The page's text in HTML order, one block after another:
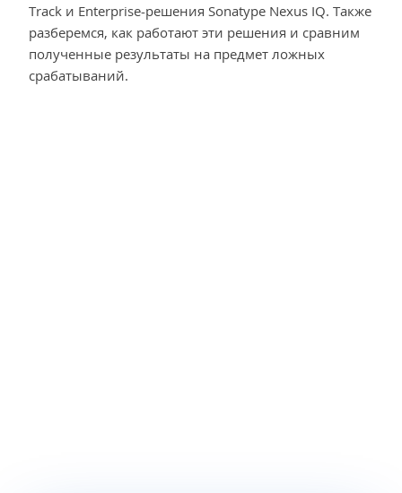
Track и Enterprise-решения Sonatype Nexus IQ. Также
разберемся, как работают эти решения и сравним
полученные результаты на предмет ложных
срабатываний.